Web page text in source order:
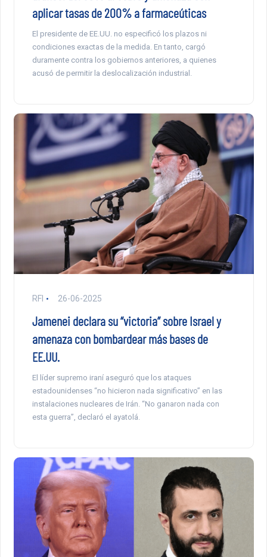
aplicar tasas de 200% a farmaceúticas
El presidente de EE.UU. no especificó los plazos ni
condiciones exactas de la medida. En tanto, cargó
duramente contra los gobiernos anteriores, a quienes
acusó de permitir la deslocalización industrial.
RFI 26-06-2025
Jamenei declara su “victoria” sobre Israel y
amenaza con bombardear más bases de
EE.UU.
El líder supremo iraní aseguró que los ataques
estadounidenses “no hicieron nada significativo” en las
instalaciones nucleares de Irán. “No ganaron nada con
esta guerra”, declaró el ayatolá.